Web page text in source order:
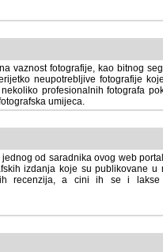
vaznost fotografije, kao bitnog
neupotrebljive fotografije
profesionalnih fotografa
umijeca.
od saradnika ovog web
izdanja koje su publikovane u
recenzija, a cini ih se i lakse